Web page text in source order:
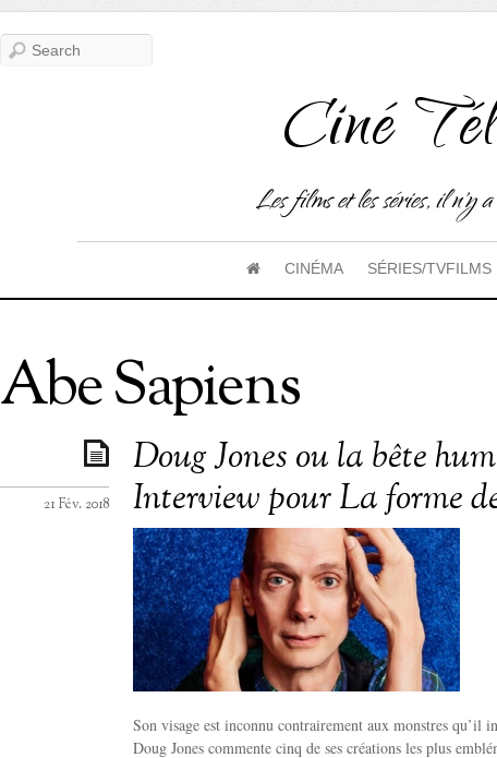
Ciné
Les films et les séries, il n'y
CINÉMA SÉRIES/TVFILMS
Abe Sapiens
Doug Jones ou la bête
Interview pour La forme
21 Fév. 2018
Son visage est inconnu contrairement aux monstres qu’il
Doug Jones commente cinq de ses créations les plus